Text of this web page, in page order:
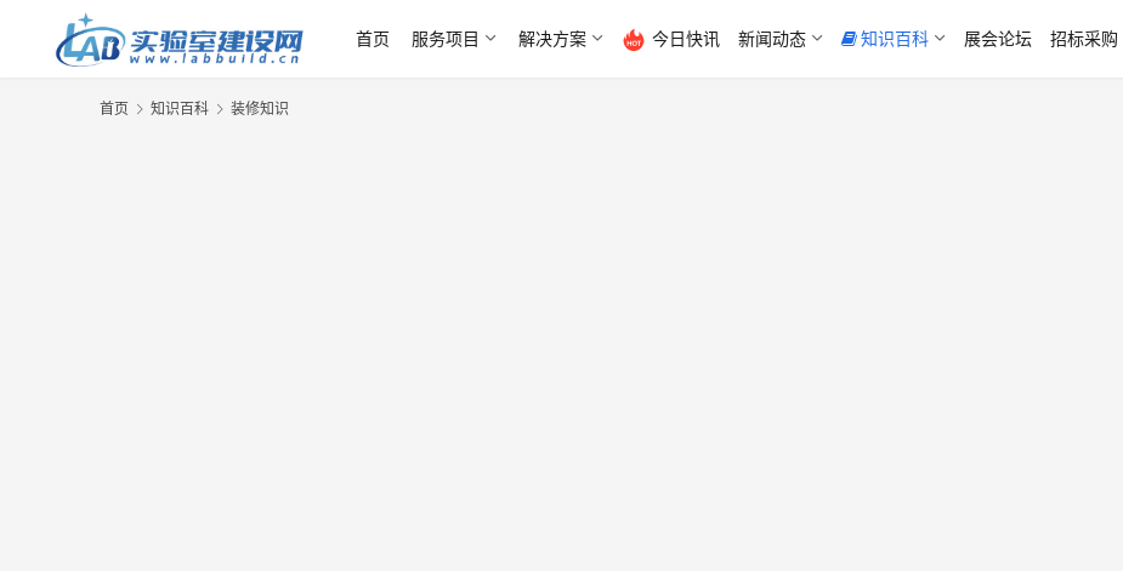
首页 服务项目 解决方案 今日快讯 新闻动态 知识百科 展会论坛 招标采购
首页 知识百科 装修知识